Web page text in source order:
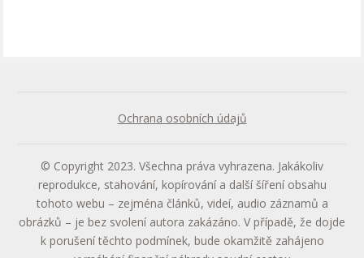
Ochrana osobních údajů
© Copyright 2023. Všechna práva vyhrazena. Jakákoliv
reprodukce, stahování, kopírování a další šíření obsahu
tohoto webu – zejména článků, videí, audio záznamů a
obrázků – je bez svolení autora zakázáno. V případě, že dojde
k porušení těchto podmínek, bude okamžitě zahájeno